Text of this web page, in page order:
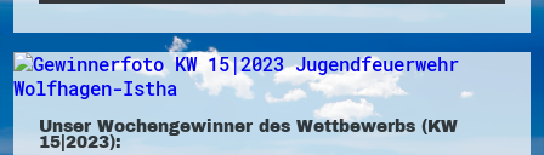
Unser Wochengewinner des Wettbewerbs (KW
15|2023):